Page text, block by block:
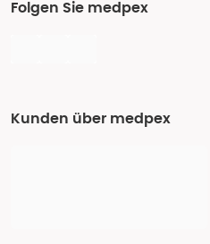
Folgen Sie medpex
Kunden über medpex